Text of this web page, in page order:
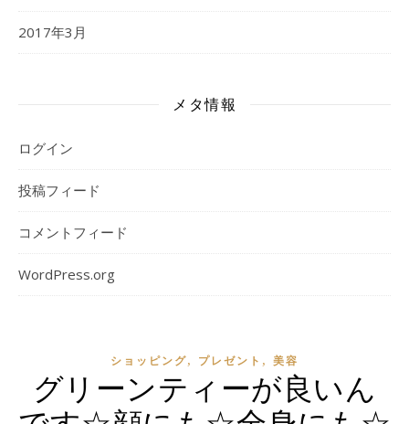
2017年3月
メタ情報
ログイン
投稿フィード
コメントフィード
WordPress.org
ショッピング, プレゼント , 美容
グリーンティーが良いん